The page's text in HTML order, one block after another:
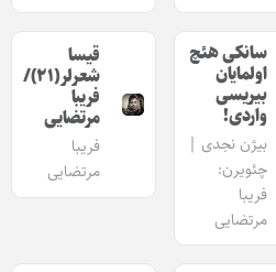
سانکی هئچ
اولمایان
بیریسی
واردی!
بیژن نجدی |
چئویرن:
فریبا
مرتضایی
قیسا
شعرلر(۲۱)/
فریبا
مرتضایی
فریبا
مرتضایی